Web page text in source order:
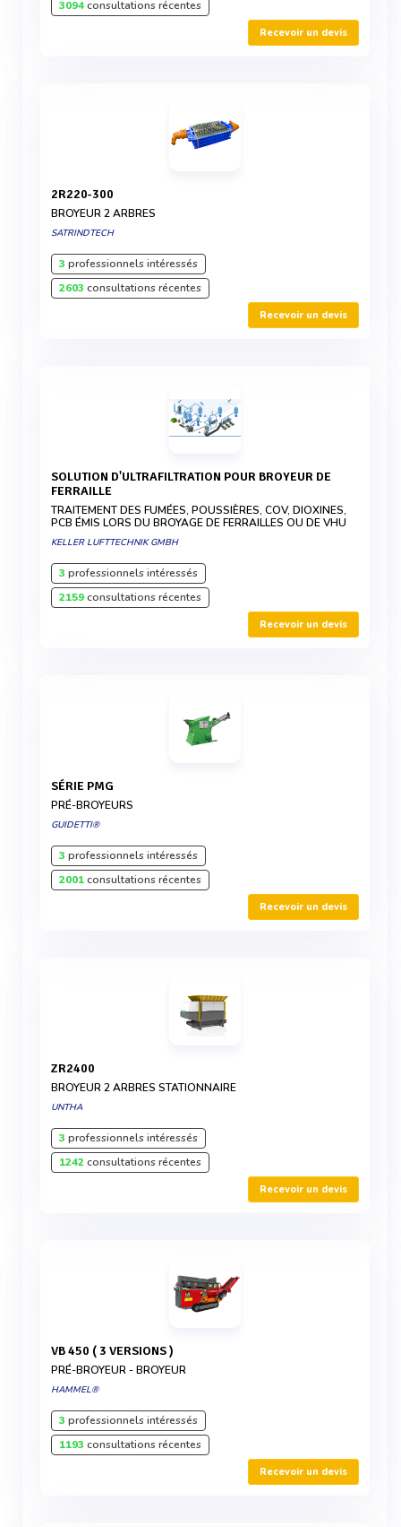
3094consultations récentes
Recevoir un devis
2R220-300
BROYEUR 2 ARBRES
SATRINDTECH
3 professionnels intéressés
2603 consultations récentes
Recevoir un devis
SOLUTION D'ULTRAFILTRATION POUR BROYEUR DE
FERRAILLE
TRAITEMENT DES FUMÉES, POUSSIÈRES, COV, DIOXINES,
PCB ÉMIS LORS DU BROYAGE DE FERRAILLES OU DE VHU
KELLER LUFTTECHNIK GMBH
3 professionnels intéressés
2159consultations récentes
Recevoir un devis
SÉRIE PMG
PRÉ-BROYEURS
GUIDETTI®
3 professionnels intéressés
2001consultations récentes
Recevoir un devis
ZR2400
BROYEUR 2 ARBRES STATIONNAIRE
UNTHA
3 professionnels intéressés
1242consultations récentes
Recevoir un devis
VB 450 ( 3 VERSIONS )
PRÉ-BROYEUR - BROYEUR
HAMMEL®
3 professionnels intéressés
1193 consultations récentes
Recevoir un devis